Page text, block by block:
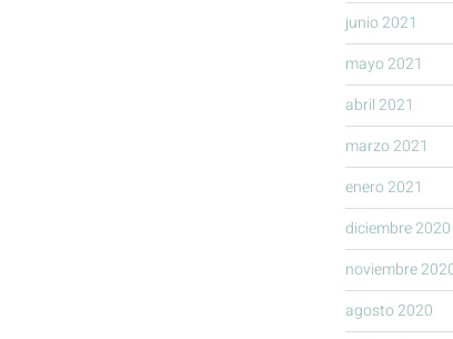
junio 2021
mayo 2021
abril 2021
marzo 2021
enero 2021
diciembre 2020
noviembre
agosto 2020